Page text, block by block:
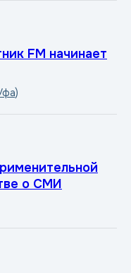
FM начинает
о СМИ